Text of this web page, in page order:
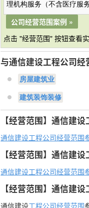
理机构服务（不含医疗服
公司经营范围案例 »
点击 "经营范围" 按钮查看
与通信建设工程公司
房屋建筑业
建筑装饰装修
【经营范围】通信建
通信建设工程公司经营范围
【经营范围】通信建
通信建设工程公司经营范围
【经营范围】通信建
通信建设工程公司经营范围